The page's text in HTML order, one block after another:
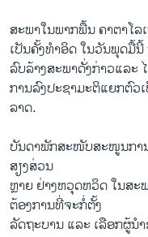
ລາຍການກະຈາຍສຽງ
ລາຍງານ
ຕິດຕາມພວກເຮົາ ທີ່
ພາສາຕ່າງໆ
ສະພາໃນພາກພື້ນ ຄາຕາໂ
ເປັນຄັ້ງທຳອິດ ໃນວັນພຸດມື້
ລົບລ້າງສະພາດັ່ງກ່າວແລະ
ການລົງປະຊາມະຕິແຍກຕົວ
ລາດ.
ບັນດາພັກສະໜັບສະໜູນກາ
ສຽງສ່ວນ
ຫຼາຍ ຢ່າງຫວຸດຫວິດ ໃນສ
ຕ້ອງການທີ່ຈະກໍ່ຕັ້ງ
ລັດຖະບານ ແລະ ເລືອກຜູ້ນຳ